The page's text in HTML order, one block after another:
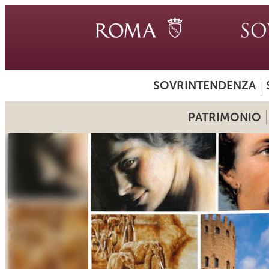
SOVRINTENDENZA
PATRIMONIO